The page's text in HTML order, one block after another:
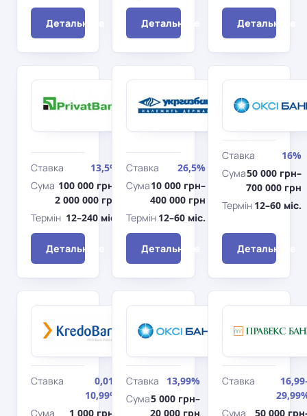
Детальніше Детальніше Детальніше
Нерухомість
на
Ставка
13,5%
Сума 100 000 грн–
2 000 000 грн
Термін 12–240 міс.
Детальніше
На авто, що
знаходяться
Ставка
26,5%
Сума10 000 грн–
400 000 грн
Термін 12–60 міс.
Детальніше
Ставка
16%
Сума50 000 грн–
700 000 грн
Термін 12–60 міс.
Детальніше
Kredo
MINIMUM
Ставка
0,01–
10,99%
Сума
1 000 грн–
Готівочка
Ставка
13,99%
Сума5 000 грн–
20 000 грн
Ставка
Сума
50 000